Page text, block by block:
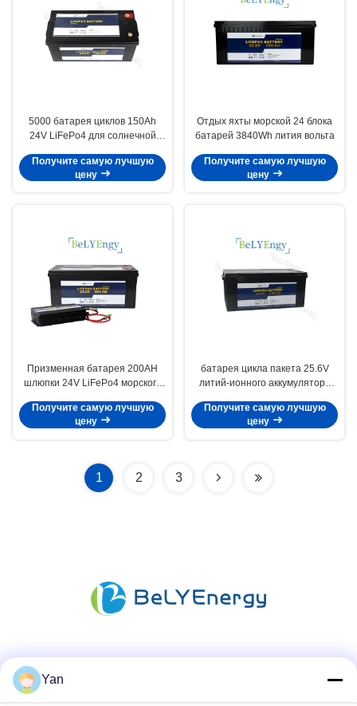
5000 батарея циклов 150Ah
24V LiFePo4 для солнечной
Получите самую лучшую
цену
Отдых яхты морской 24 блока
батарей 3840Wh лития вольта
Получите самую лучшую
цену
Призменная батарея 200AH
шлюпки 24V LiFePo4 морского
Получите самую лучшую
цену
батарея цикла пакета 25.6V
литий-ионного аккумулятора
трейлера перемещения
Получите самую лучшую
цену
1 2 3
Yan